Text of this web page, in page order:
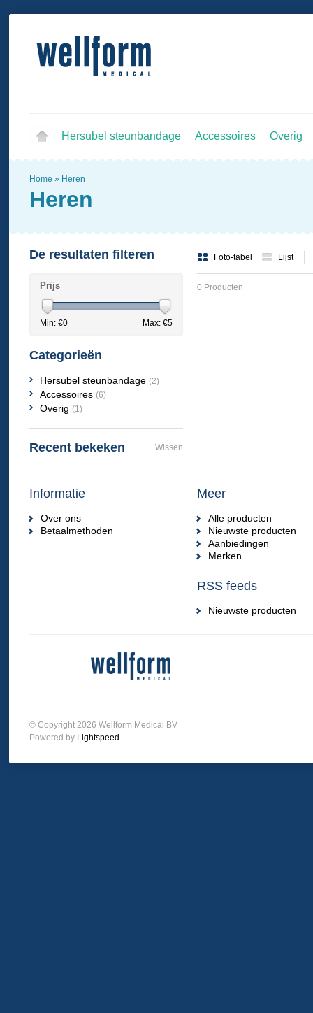
Hersubel steunbandage Accessoires Overig
Home » Heren
Heren
Foto-tabel Lijst
0 Producten
De resultaten filteren
Prijs
Min: €0 Max: €5
Categorieën
Hersubel steunbandage (2)
Accessoires (6)
Overig (1)
Recent bekeken Wissen
Informatie
Over ons
Betaalmethoden
Meer
Alle producten
Nieuwste producten
Aanbiedingen
Merken
RSS feeds
Nieuwste producten
© Copyright 2026 Wellform Medical BV
Powered by Lightspeed